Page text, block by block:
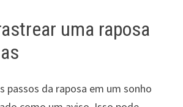
uma raposa
passos da raposa em um sonho